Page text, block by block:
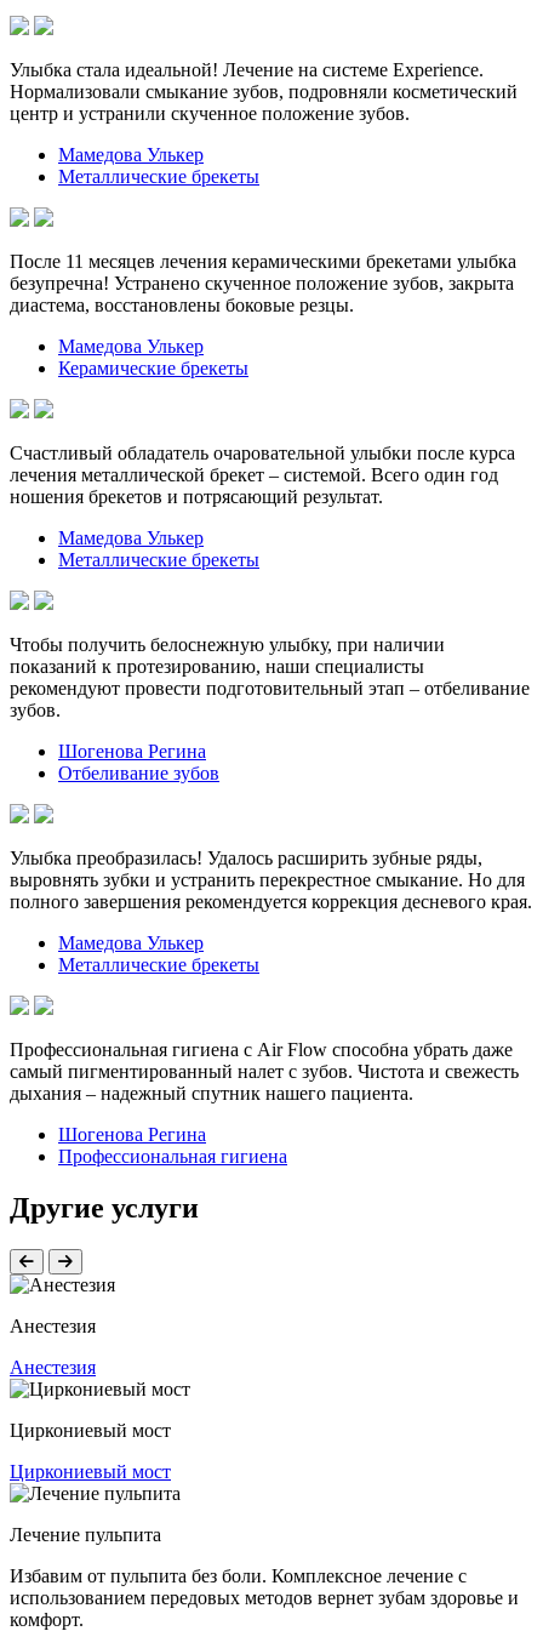
Улыбка стала идеальной! Лечение на системе Experience.
Нормализовали смыкание зубов, подровняли косметический
центр и устранили скученное положение зубов.
Мамедова Улькер
Металлические брекеты
После 11 месяцев лечения керамическими брекетами улыбка
безупречна! Устранено скученное положение зубов, закрыта
диастема, восстановлены боковые резцы.
Мамедова Улькер
Керамические брекеты
Счастливый обладатель очаровательной улыбки после курса
лечения металлической брекет – системой. Всего один год
ношения брекетов и потрясающий результат.
Мамедова Улькер
Металлические брекеты
Чтобы получить белоснежную улыбку, при наличии
показаний к протезированию, наши специалисты
рекомендуют провести подготовительный этап – отбеливание
зубов.
Шогенова Регина
Отбеливание зубов
Улыбка преобразилась! Удалось расширить зубные ряды,
выровнять зубки и устранить перекрестное смыкание. Но для
полного завершения рекомендуется коррекция десневого края.
Мамедова Улькер
Металлические брекеты
Профессиональная гигиена с Air Flow способна убрать даже
самый пигментированный налет с зубов. Чистота и свежесть
дыхания – надежный спутник нашего пациента.
Шогенова Регина
Профессиональная гигиена
Другие услуги
Анестезия
Анестезия
Циркониевый мост
Циркониевый мост
Лечение пульпита
Избавим от пульпита без боли. Комплексное лечение с
использованием передовых методов вернет зубам здоровье и
комфорт.